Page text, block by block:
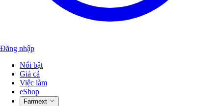
Đăng nhập
Nổi bật
Giá cả
Việc làm
eShop
Farmext